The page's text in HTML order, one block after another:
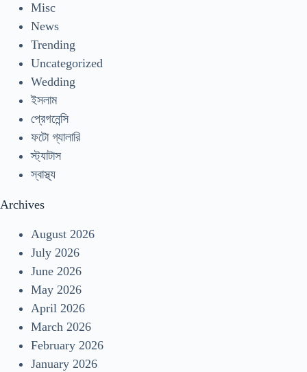
Misc
News
Trending
Uncategorized
Wedding
ইসলাম
প্রেগনেন্সি
ফটো গ্যালারি
স্ট্যাটাস
স্বাস্থ্য
Archives
August 2026
July 2026
June 2026
May 2026
April 2026
March 2026
February 2026
January 2026